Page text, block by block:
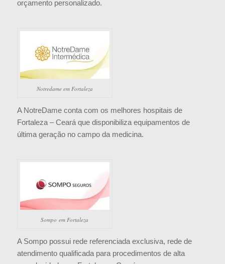
orçamento personalizado.
Notredame em Fortaleza
A NotreDame conta com os melhores hospitais de
Fortaleza – Ceará que disponibiliza equipamentos de
última geração no campo da medicina.
Sompo em Fortaleza
A Sompo possui rede referenciada exclusiva, rede de
atendimento qualificada para procedimentos de alta